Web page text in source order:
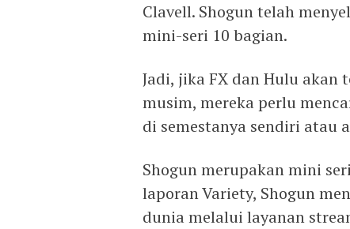
Clavell. Shogun telah
mini-seri 10 bagian.
Jadi, jika FX dan Hulu akan
musim, mereka perlu
di semestanya sendiri atau
Shogun merupakan mini
laporan Variety, Shogun
dunia melalui layanan